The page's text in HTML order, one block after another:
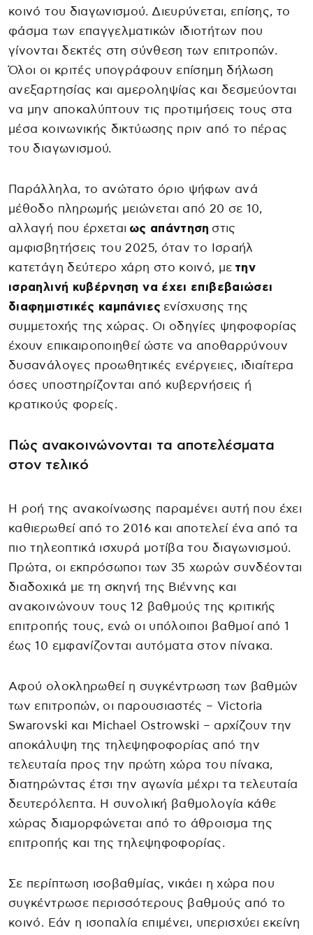
κοινό του διαγωνισμού. Διευρύνεται, επίσης, το
φάσμα των επαγγελματικών ιδιοτήτων που
γίνονται δεκτές στη σύνθεση των επιτροπών.
Όλοι οι κριτές υπογράφουν επίσημη δήλωση
ανεξαρτησίας και αμεροληψίας και δεσμεύονται
να μην αποκαλύπτουν τις προτιμήσεις τους στα
μέσα κοινωνικής δικτύωσης πριν από το πέρας
του διαγωνισμού.
Παράλληλα, το ανώτατο όριο ψήφων ανά
μέθοδο πληρωμής μειώνεται από 20 σε 10,
αλλαγή που έρχεται ως απάντηση στις
αμφισβητήσεις του 2025, όταν το Ισραήλ
κατετάγη δεύτερο χάρη στο κοινό, με την
ισραηλινή κυβέρνηση να έχει επιβεβαιώσει
διαφημιστικές καμπάνιες ενίσχυσης της
συμμετοχής της χώρας. Οι οδηγίες ψηφοφορίας
έχουν επικαιροποιηθεί ώστε να αποθαρρύνουν
δυσανάλογες προωθητικές ενέργειες, ιδιαίτερα
όσες υποστηρίζονται από κυβερνήσεις ή
κρατικούς φορείς.
Πώς ανακοινώνονται τα αποτελέσματα
στον τελικό
Η ροή της ανακοίνωσης παραμένει αυτή που έχει
καθιερωθεί από το 2016 και αποτελεί ένα από τα
πιο τηλεοπτικά ισχυρά μοτίβα του διαγωνισμού.
Πρώτα, οι εκπρόσωποι των 35 χωρών συνδέονται
διαδοχικά με τη σκηνή της Βιέννης και
ανακοινώνουν τους 12 βαθμούς της κριτικής
επιτροπής τους, ενώ οι υπόλοιποι βαθμοί από 1
έως 10 εμφανίζονται αυτόματα στον πίνακα.
Αφού ολοκληρωθεί η συγκέντρωση των βαθμών
των επιτροπών, οι παρουσιαστές – Victoria
Swarovski και Michael Ostrowski – αρχίζουν την
αποκάλυψη της τηλεψηφοφορίας από την
τελευταία προς την πρώτη χώρα του πίνακα,
διατηρώντας έτσι την αγωνία μέχρι τα τελευταία
δευτερόλεπτα. Η συνολική βαθμολογία κάθε
χώρας διαμορφώνεται από το άθροισμα της
επιτροπής και της τηλεψηφοφορίας.
Σε περίπτωση ισοβαθμίας, νικάει η χώρα που
συγκέντρωσε περισσότερους βαθμούς από το
κοινό. Εάν η ισοπαλία επιμένει, υπερισχύει εκείνη